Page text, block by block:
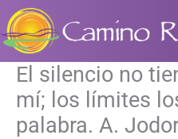
al
contenido
El silencio no
mí; los límites
palabra. A.